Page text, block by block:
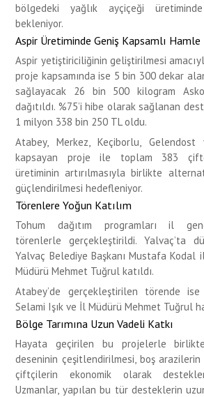
bölgedeki yağlık ayçiçeği
bekleniyor.
Aspir Üretiminde Geniş Kapsamlı Hamle
Aspir yetiştiriciliğinin geliştirilmesi
proje kapsamında ise 5 bin 300 dekar
sağlayacak 26 bin 500 kilogram
dağıtıldı. %75’i hibe olarak sağlanan
1 milyon 338 bin 250 TL oldu.
Atabey, Merkez, Keçiborlu,
kapsayan proje ile toplam 383
üretiminin artırılmasıyla birlikte
güçlendirilmesi hedefleniyor.
Törenlere Yoğun Katılım
Tohum dağıtım programları il
törenlerle gerçekleştirildi. Yalvaç’ta
Yalvaç Belediye Başkanı Mustafa Kodal
Müdürü Mehmet Tuğrul katıldı.
Atabey’de gerçekleştirilen törende ise
Selami Işık ve İl Müdürü Mehmet Tuğrul
Bölge Tarımına Uzun Vadeli Katkı
Hayata geçirilen bu projelerle
deseninin çeşitlendirilmesi, boş
çiftçilerin ekonomik olarak
Uzmanlar, yapılan bu tür desteklerin